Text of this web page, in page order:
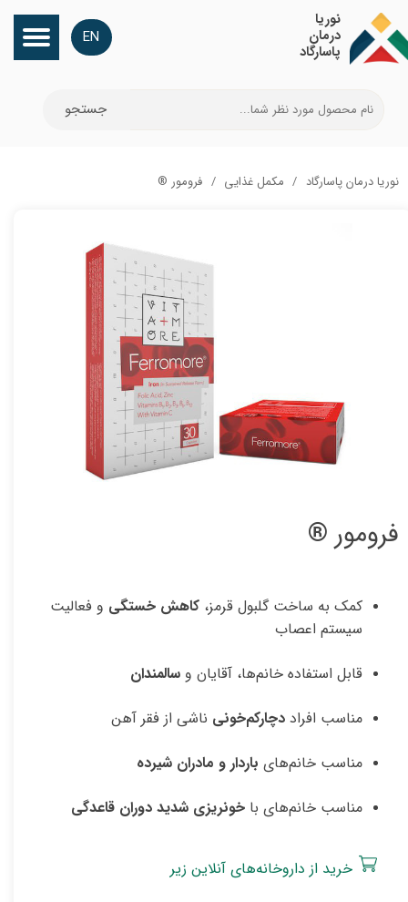
​نوریا
درمان
پاسارگاد
جستجو
EN
نوریا درمان پاسارگاد مکمل غذایی فرومور ®
فرومور ®
کمک به ساخت گلبول قرمز، کاهش خستگی و فعالیت
سیستم اعصاب
قابل استفاده خانم‌ها، آقایان و سالمندان
مناسب افراد دچارکم‌خونی ناشی از فقر آهن
مناسب خانم‌های باردار و مادران شیرده
مناسب خانم‌های با خونریزی شدید دوران قاعدگی
خرید از داروخانه‌‌های آنلاین زیر